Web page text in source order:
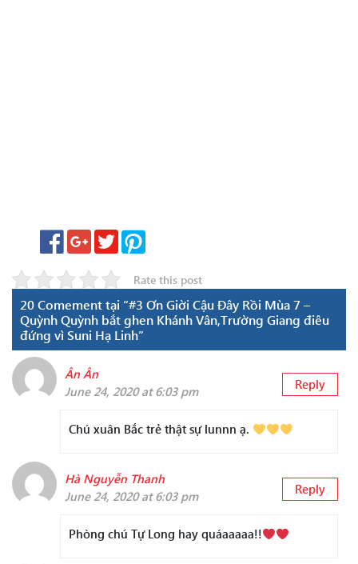
Rate this post
20 Comement tại “#3 Ơn Giời Cậu Đây Rồi Mùa 7 –
Quỳnh Quỳnh bắt ghen Khánh Vân,Trường Giang điêu
đứng vì Suni Hạ Linh”
Ân Ân
June 24, 2020 at 6:03 pm
Reply
Chú xuân Bắc trẻ thật sự lunnn ạ.
Hà Nguyễn Thanh
June 24, 2020 at 6:03 pm
Reply
Phòng chú Tự Long hay quáaaaaa!!